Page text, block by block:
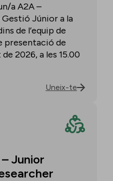
a A2A –
Júnior a la
de l’equip de
presentació de
de 2026, a les 15.00
Uneix-te
Junior